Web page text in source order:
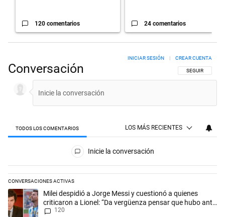
120 comentarios 24 comentarios
Conversación SIGA ESTA
SEGUIR
INICIAR SESIÓN CREAR CUENTA
TODOS LOS COMENTARIOS LOS MÁS RECIENTES
Todos los comentarios
Inicie la conversación
CONVERSACIONES ACTIVAS
Este listado muestra los artículos con más comentarios en los
Un artículo de tendencia con el título "Milei despidió a Jorge Messi y
Milei despidió a Jorge Messi y cuestionó a quienes
criticaron a Lionel: “Da vergüenza pensar que hubo anti-
Messi”
120